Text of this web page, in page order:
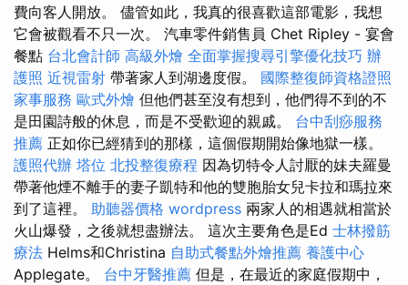
費向客人開放。 儘管如此，我真的很喜歡這部電影，我想
它會被觀看不只一次。 汽車零件銷售員 Chet Ripley - 宴會
餐點 台北會計師 高級外燴 全面掌握搜尋引擎優化技巧 辦
護照 近視雷射 帶著家人到湖邊度假。 國際整復師資格證照
家事服務 歐式外燴 但他們甚至沒有想到，他們得不到的不
是田園詩般的休息，而是不受歡迎的親戚。 台中刮痧服務
推薦 正如你已經猜到的那樣，這個假期開始像地獄一樣。
護照代辦 塔位 北投整復療程 因為切特令人討厭的妹夫羅曼
帶著他煙不離手的妻子凱特和他的雙胞胎女兒卡拉和瑪拉來
到了這裡。 助聽器價格 wordpress 兩家人的相遇就相當於
火山爆發，之後就想盡辦法。 這次主要角色是Ed 士林撥筋
療法 Helms和Christina 自助式餐點外燴推薦 養護中心
Applegate。 台中牙醫推薦 但是，在最近的家庭假期中，